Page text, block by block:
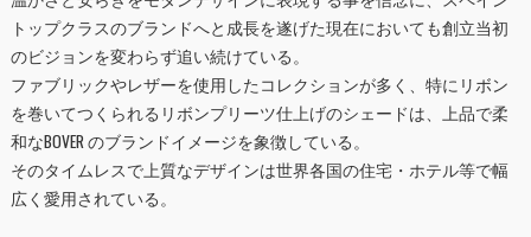
トップクラスのブランドへと成長を遂げた現在においても創立当初
のビジョンを変わらず追い続けている。
ファブリックやレザーを使用したコレクションが多く、特にリボン
を巻いてつくられるリボンプリーツ仕上げのシェードは、上品で柔
和なBOVER のブランドイメージを象徴している。
そのタイムレスで上質なデザインは世界各国の住宅・ホテル等で幅
広く愛用されている。